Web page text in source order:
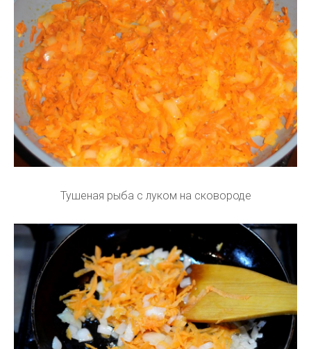
Тушеная рыба с луком на сковороде